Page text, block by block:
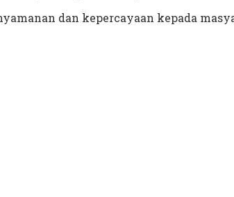
dan kepercayaan kepada